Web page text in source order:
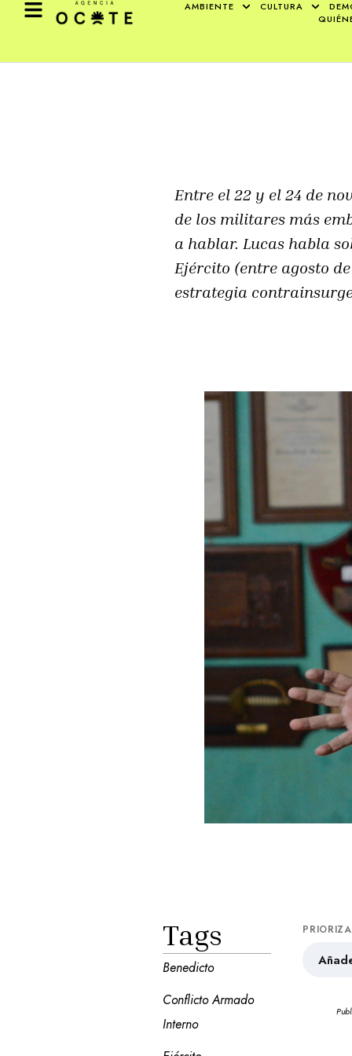
AMBIENTE CULTURA
Entre el 22 y el 24 de
de los militares más
a hablar. Lucas habla
Ejército (entre agosto
estrategia
Tags
Benedicto
Conflicto Armado
Interno